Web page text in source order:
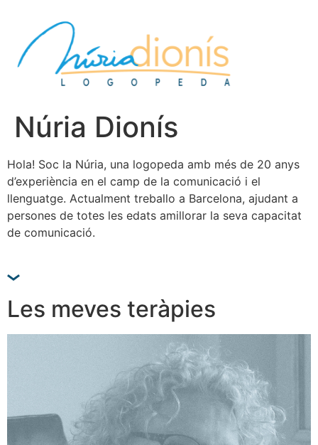
contingut
Núria Dionís
Hola! Soc la Núria, una logopeda amb més de 20 anys
d’experiència en el camp de la comunicació i el
llenguatge. Actualment treballo a Barcelona, ajudant a
persones de totes les edats amillorar la seva capacitat
de comunicació.
Les meves teràpies